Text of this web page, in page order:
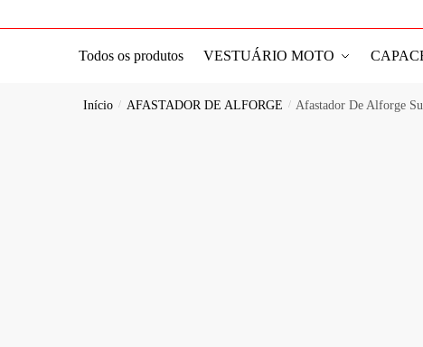
Todos os produtos VESTUÁRIO MOTO
Início / AFASTADOR DE ALFORGE / Afastador De Alforge